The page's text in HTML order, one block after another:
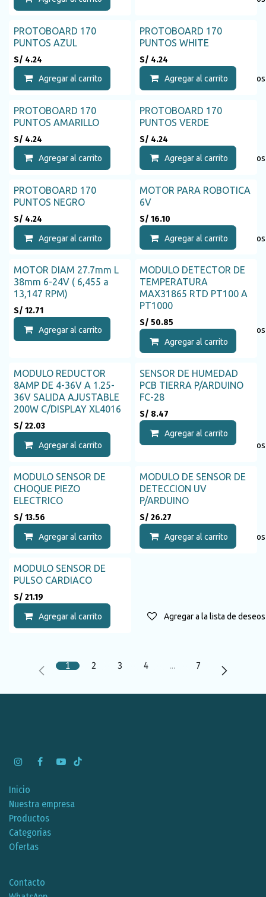
PROTOBOARD 170
PUNTOS AZUL
S/ 4.24
Agregar al carrito Agregar a la lista de deseos
PROTOBOARD 170
PUNTOS WHITE
S/ 4.24
Agregar al carrito
PROTOBOARD 170
PUNTOS AMARILLO
S/ 4.24
Agregar al carrito Agregar a la lista de deseos
PROTOBOARD 170
PUNTOS VERDE
S/ 4.24
Agregar al carrito
PROTOBOARD 170
PUNTOS NEGRO
S/ 4.24
Agregar al carrito Agregar a la lista de deseos
MOTOR PARA ROBOTICA
6V
S/ 16.10
Agregar al carrito
MOTOR DIAM 27.7mm L
38mm 6-24V ( 6,455 a
13,147 RPM)
S/ 12.71
Agregar al carrito Agregar a la lista de deseos
MODULO DETECTOR DE
TEMPERATURA
MAX31865 RTD PT100 A
PT1000
S/ 50.85
Agregar al carrito
MODULO REDUCTOR
8AMP DE 4-36V A 1.25-
36V SALIDA AJUSTABLE
200W C/DISPLAY XL4016
S/ 22.03
Agregar al carrito Agregar a la lista de deseos
SENSOR DE HUMEDAD
PCB TIERRA P/ARDUINO
FC-28
S/ 8.47
Agregar al carrito
MODULO SENSOR DE
CHOQUE PIEZO
ELECTRICO
S/ 13.56
Agregar al carrito Agregar a la lista de deseos
MODULO DE SENSOR DE
DETECCION UV
P/ARDUINO
S/ 26.27
Agregar al carrito
MODULO SENSOR DE
PULSO CARDIACO
S/ 21.19
Agregar al carrito Agregar a la lista de deseos
1 2 3 4 … 7
Inicio
Nuestra empresa
Productos
Categorías
Ofertas
Contacto